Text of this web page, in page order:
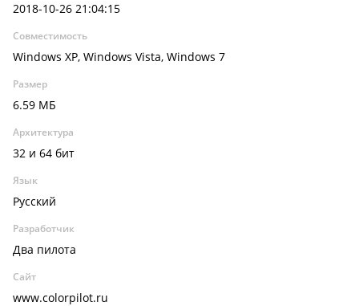
2018-10-26 21:04:15
Совместимость
Windows XP, Windows Vista, Windows 7
Размер
6.59 МБ
Архитектура
32 и 64 бит
Язык
Русский
Разработчик
Два пилота
Сайт
www.colorpilot.ru